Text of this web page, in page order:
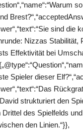
sind die
Nizzas Stabilität,
Effektivität bei
Spieler dieser
strukturiert den
Drittel des Spielfelds
den Linien.“}},